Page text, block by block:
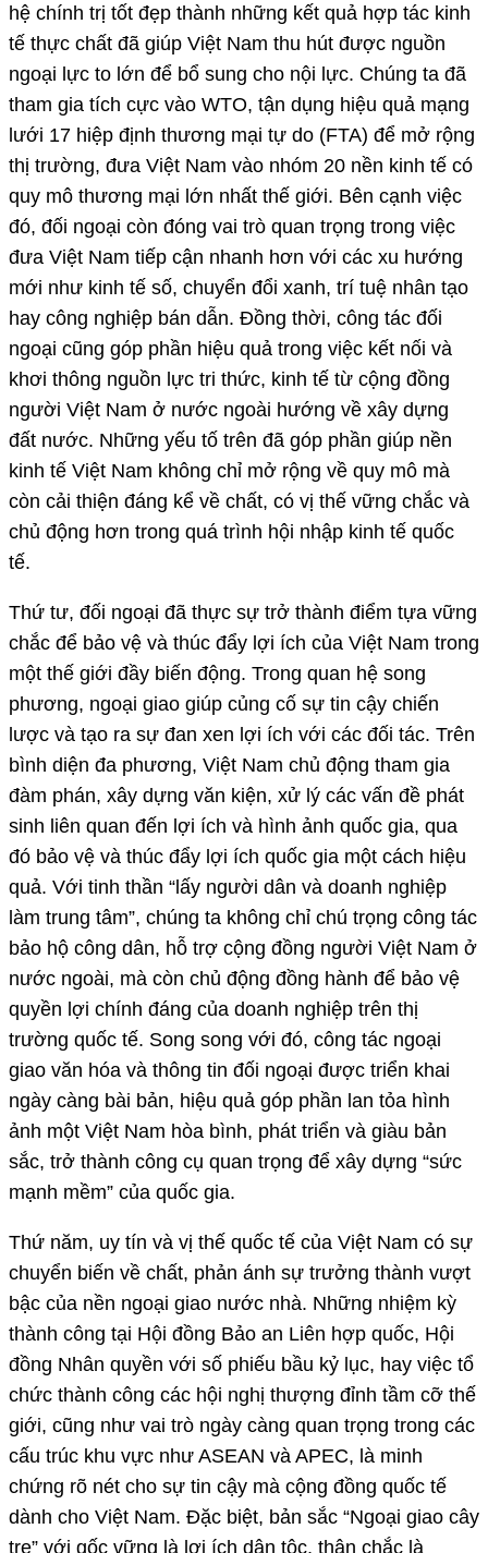
hệ chính trị tốt đẹp thành những kết quả hợp tác kinh
tế thực chất đã giúp Việt Nam thu hút được nguồn
ngoại lực to lớn để bổ sung cho nội lực. Chúng ta đã
tham gia tích cực vào WTO, tận dụng hiệu quả mạng
lưới 17 hiệp định thương mại tự do (FTA) để mở rộng
thị trường, đưa Việt Nam vào nhóm 20 nền kinh tế có
quy mô thương mại lớn nhất thế giới. Bên cạnh việc
đó, đối ngoại còn đóng vai trò quan trọng trong việc
đưa Việt Nam tiếp cận nhanh hơn với các xu hướng
mới như kinh tế số, chuyển đổi xanh, trí tuệ nhân tạo
hay công nghiệp bán dẫn. Đồng thời, công tác đối
ngoại cũng góp phần hiệu quả trong việc kết nối và
khơi thông nguồn lực tri thức, kinh tế từ cộng đồng
người Việt Nam ở nước ngoài hướng về xây dựng
đất nước. Những yếu tố trên đã góp phần giúp nền
kinh tế Việt Nam không chỉ mở rộng về quy mô mà
còn cải thiện đáng kể về chất, có vị thế vững chắc và
chủ động hơn trong quá trình hội nhập kinh tế quốc
tế.
Thứ tư, đối ngoại đã thực sự trở thành điểm tựa vững
chắc để bảo vệ và thúc đẩy lợi ích của Việt Nam trong
một thế giới đầy biến động. Trong quan hệ song
phương, ngoại giao giúp củng cố sự tin cậy chiến
lược và tạo ra sự đan xen lợi ích với các đối tác. Trên
bình diện đa phương, Việt Nam chủ động tham gia
đàm phán, xây dựng văn kiện, xử lý các vấn đề phát
sinh liên quan đến lợi ích và hình ảnh quốc gia, qua
đó bảo vệ và thúc đẩy lợi ích quốc gia một cách hiệu
quả. Với tinh thần “lấy người dân và doanh nghiệp
làm trung tâm”, chúng ta không chỉ chú trọng công tác
bảo hộ công dân, hỗ trợ cộng đồng người Việt Nam ở
nước ngoài, mà còn chủ động đồng hành để bảo vệ
quyền lợi chính đáng của doanh nghiệp trên thị
trường quốc tế. Song song với đó, công tác ngoại
giao văn hóa và thông tin đối ngoại được triển khai
ngày càng bài bản, hiệu quả góp phần lan tỏa hình
ảnh một Việt Nam hòa bình, phát triển và giàu bản
sắc, trở thành công cụ quan trọng để xây dựng “sức
mạnh mềm” của quốc gia.
Thứ năm, uy tín và vị thế quốc tế của Việt Nam có sự
chuyển biến về chất, phản ánh sự trưởng thành vượt
bậc của nền ngoại giao nước nhà. Những nhiệm kỳ
thành công tại Hội đồng Bảo an Liên hợp quốc, Hội
đồng Nhân quyền với số phiếu bầu kỷ lục, hay việc tổ
chức thành công các hội nghị thượng đỉnh tầm cỡ thế
giới, cũng như vai trò ngày càng quan trọng trong các
cấu trúc khu vực như ASEAN và APEC, là minh
chứng rõ nét cho sự tin cậy mà cộng đồng quốc tế
dành cho Việt Nam. Đặc biệt, bản sắc “Ngoại giao cây
tre” với gốc vững là lợi ích dân tộc, thân chắc là